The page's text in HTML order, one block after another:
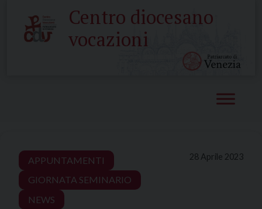
content
Centro diocesano
vocazioni
28 Aprile 2023
APPUNTAMENTI
GIORNATA SEMINARIO
NEWS